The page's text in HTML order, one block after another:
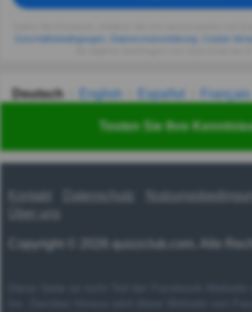
Testen Sie Ihre
Geschäftsbedingungen
Datenschutzerklärung Cookie-
Deutsch English Español Français
Українська हिन्दी 한국어
Kontakt
Über uns
Copyright © 2026 quizzclub.com. Alle